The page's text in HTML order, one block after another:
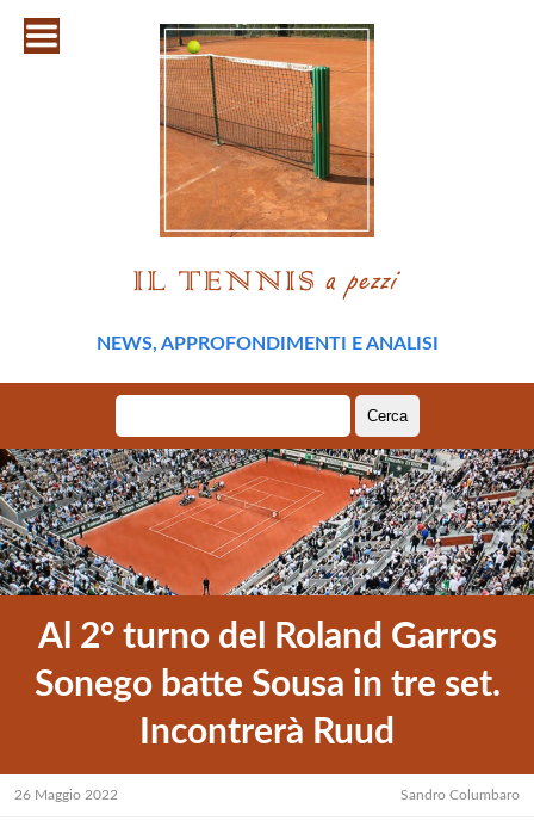
NEWS, APPROFONDIMENTI E ANALISI
per:
Al 2° turno del Roland Garros
Sonego batte Sousa in tre set.
Incontrerà Ruud
26 Maggio 2022 Sandro Columbaro